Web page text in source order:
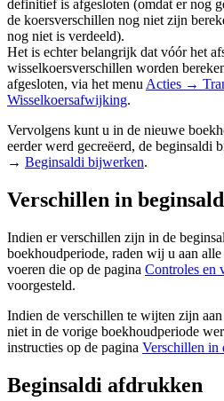
definitief is afgesloten (omdat er nog
de koersverschillen nog niet zijn
nog niet is verdeeld).
Het is echter belangrijk dat vóór het
wisselkoersverschillen worden
afgesloten, via het menu Acties →
Wisselkoersafwijking.
Vervolgens kunt u in de nieuwe
eerder werd gecreëerd, de beginsaldi
→ Beginsaldi bijwerken.
Verschillen in
Indien er verschillen zijn in de
boekhoudperiode, raden wij u aan
voeren die op de pagina Controles en
voorgesteld.
Indien de verschillen te wijten zijn
niet in de vorige boekhoudperiode
instructies op de pagina Verschillen in
Beginsaldi afdrukken